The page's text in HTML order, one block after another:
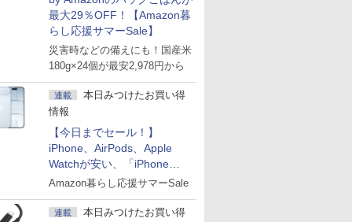
最大29％OFF！【Amazon暮
らし応援サマーSale】
災害時などの備えにも！国産米
180g×24個が最安2,978円から
連載
本日みつけたお買い得
情報
【今日までセール！】
iPhone、AirPods、Apple
Watchが安い、「iPhone
Air」256GB版が139,800円な
Amazon暮らし応援サマーSale
連載
本日みつけたお買い得